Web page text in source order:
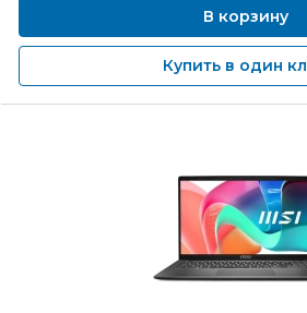
В корзину
Купить в один